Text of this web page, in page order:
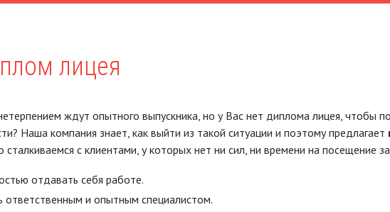
лицея
ждут опытного выпускника, но у Вас нет диплома лицея, чтобы
Наша компания знает, как выйти из такой ситуации и поэтому предлагает
с клиентами, у которых нет ни сил, ни времени на посещение
отдавать себя работе.
ответственным и опытным специалистом.